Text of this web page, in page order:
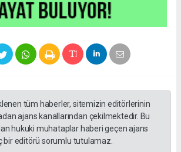
tüm haberler, sitemizin editörlerinin
ajans kanallarından çekilmektedir. Bu
hukuki muhataplar haberi geçen ajans
bir editörü sorumlu tutulamaz.